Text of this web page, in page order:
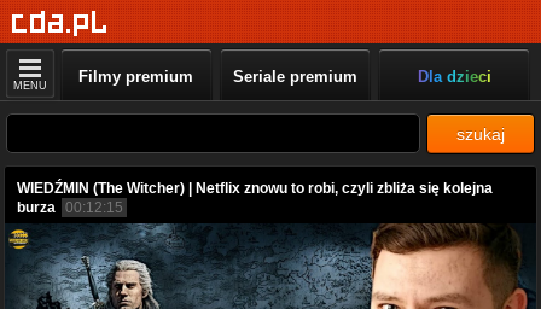
MENU Filmy premium Seriale premium Dla dzieci
szukaj
WIEDŹMIN (The Witcher) | Netflix znowu to robi, czyli zbliża się kolejna
burza 00:12:15